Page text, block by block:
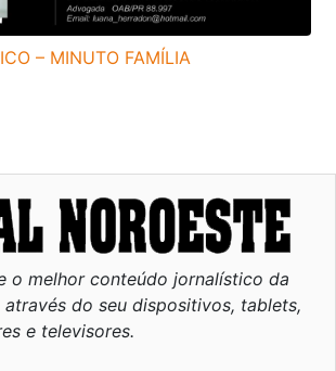
– MINUTO FAMÍLIA
o melhor conteúdo jornalístico da
através do seu dispositivos, tablets,
e televisores.